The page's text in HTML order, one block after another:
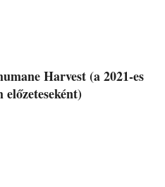
Harvest (a 2021-es